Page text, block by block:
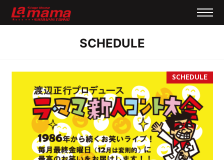
SCHEDULE